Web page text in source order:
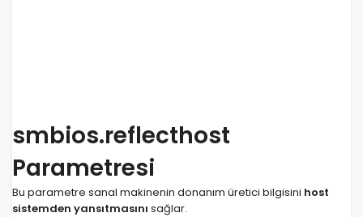
smbios.reflecthost
Parametresi
Bu parametre sanal makinenin donanım üretici bilgisini host
sistemden yansıtmasını sağlar.